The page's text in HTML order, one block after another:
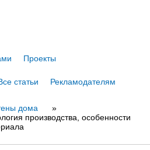
Проекты
статьи Рекламодателям
дома
»
производства, особенности